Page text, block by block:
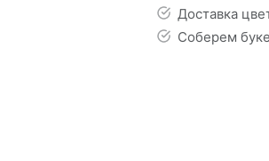
Доставка
Соберем